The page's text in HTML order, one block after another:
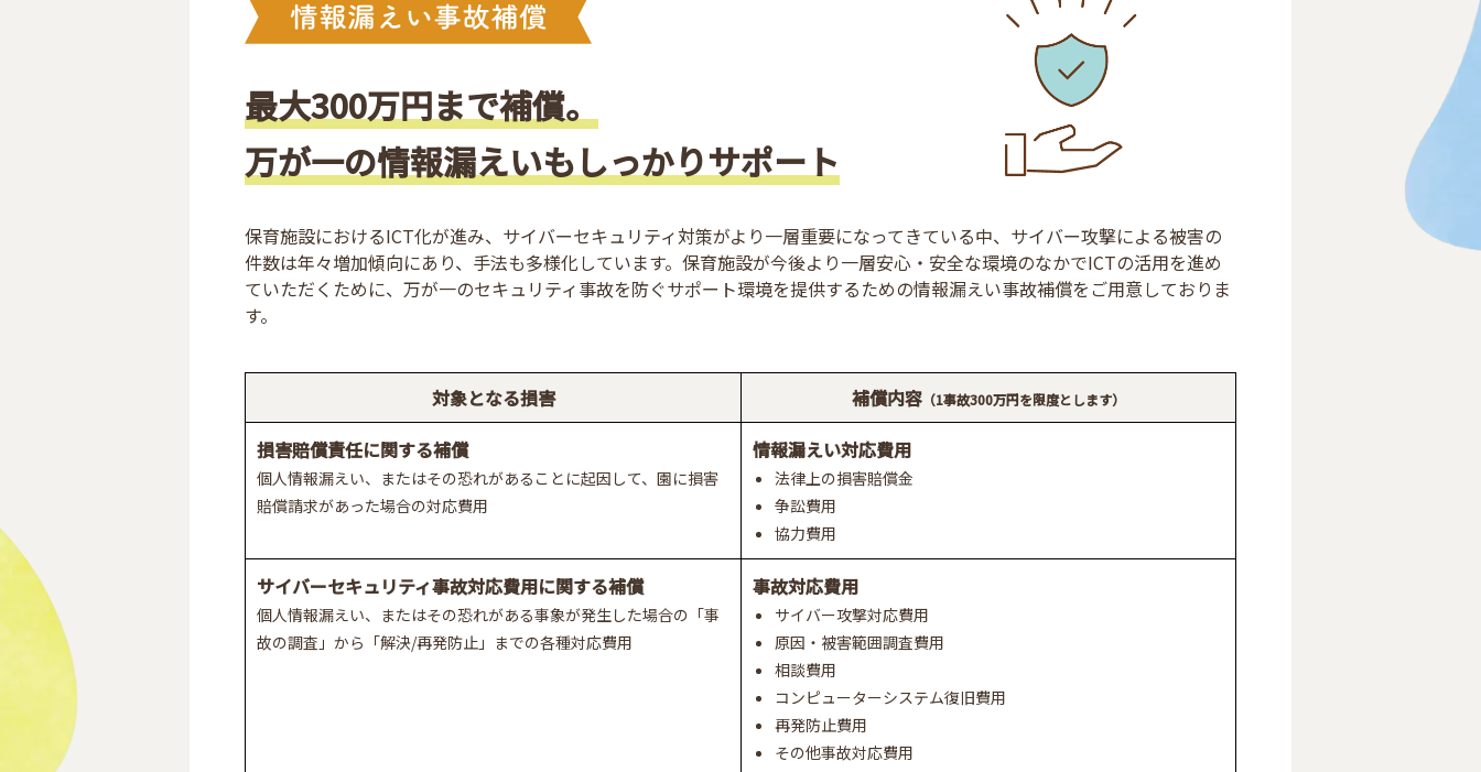
最大300万円まで補償。
万が一の情報漏えいもしっかりサポート
保育施設におけるICT化が進み、サイバーセキュリティ対策がより一層重要になってきている中、サイバー攻撃による被害の
件数は年々増加傾向にあり、手法も多様化しています。保育施設が今後より一層安心・安全な環境のなかでICTの活用を進め
ていただくために、万が一のセキュリティ事故を防ぐサポート環境を提供するための情報漏えい事故補償をご用意しておりま
す。
対象となる損害 補償内容 （1事故300万円を限度とします）
損害賠償責任に関する補償
個人情報漏えい、またはその恐れがあることに起因して、園に損害
賠償請求があった場合の対応費用
情報漏えい対応費用
法律上の損害賠償金
争訟費用
協力費用
サイバーセキュリティ事故対応費用に関する補償
個人情報漏えい、またはその恐れがある事象が発生した場合の「事
故の調査」から「解決/再発防止」までの各種対応費用
事故対応費用
サイバー攻撃対応費用
原因・被害範囲調査費用
相談費用
コンピューターシステム復旧費用
再発防止費用
その他事故対応費用